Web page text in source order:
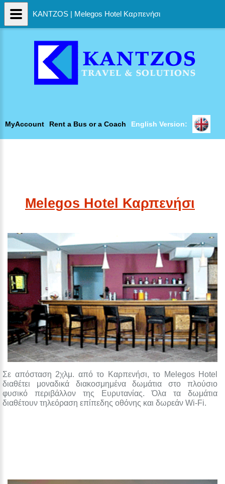
MyAccount Rent a Bus or a Coach English Version:
Melegos Hotel Καρπενήσι
Σε απόσταση 2χλμ. από το Καρπενήσι, το Melegos Hotel
διαθέτει μοναδικά διακοσμημένα δωμάτια στο πλούσιο
φυσικό περιβάλλον της Ευρυτανίας. Όλα τα δωμάτια
διαθέτουν τηλεόραση επίπεδης οθόνης και δωρεάν Wi-Fi.
KANTZOS | Melegos Hotel Καρπενήσι